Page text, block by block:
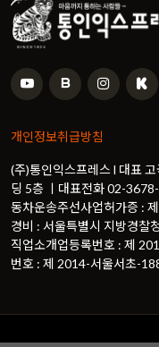
개인정보취급방침
(주)통인익스프레스 l 대표
딩 5층 ㅣ대표전화 02-
동차운송주선사업허가증 :
경비 : 서울특별시 지방경찰
직업소개업등록번호 : 제
번호 : 제 2014-서울서초-